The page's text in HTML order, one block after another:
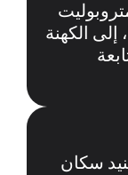
إلى الكهنة
سكان